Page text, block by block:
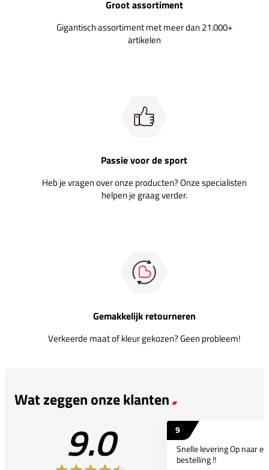
Groot assortiment
Gigantisch assortiment met meer dan 21.000+
artikelen
Passie voor de sport
Heb je vragen over onze producten? Onze specialisten
helpen je graag verder.
Gemakkelijk retourneren
Verkeerde maat of kleur gekozen? Geen probleem!
Wat zeggen onze klanten
9.0
9
Snelle levering Op naar
bestelling !!